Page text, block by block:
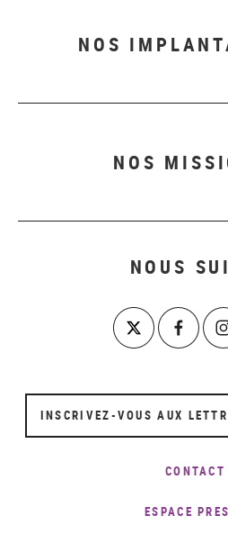
NOS
NOS
NOUS
INSCRIVEZ-VOUS AUX
CONTACT
ESPACE